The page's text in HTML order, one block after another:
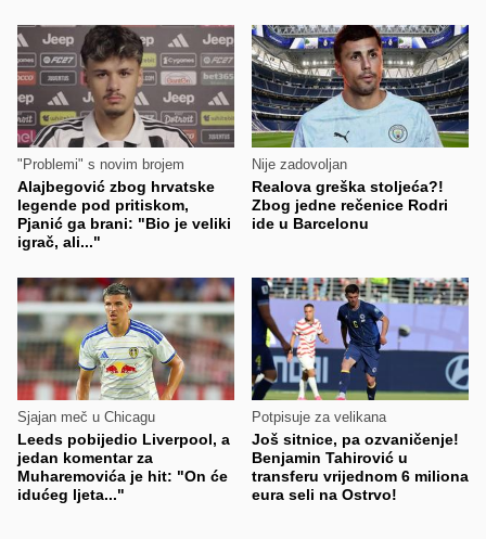
"Problemi" s novim brojem
Alajbegović zbog hrvatske
legende pod pritiskom,
Pjanić ga brani: "Bio je veliki
igrač, ali..."
Nije zadovoljan
Realova greška stoljeća?!
Zbog jedne rečenice Rodri
ide u Barcelonu
Sjajan meč u Chicagu
Leeds pobijedio Liverpool, a
jedan komentar za
Muharemovića je hit: "On će
idućeg ljeta..."
Potpisuje za velikana
Još sitnice, pa ozvaničenje!
Benjamin Tahirović u
transferu vrijednom 6 miliona
eura seli na Ostrvo!